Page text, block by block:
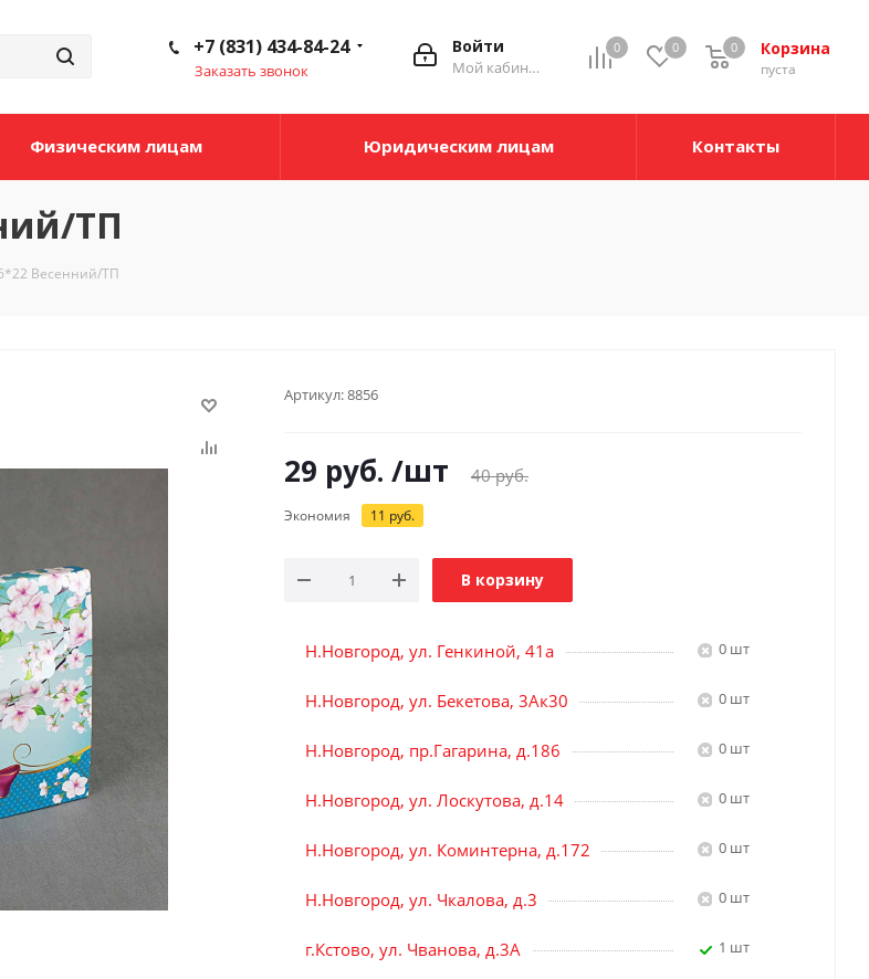
0 0 Корзина
пуста
0
Войти
Мой кабинет
+7 (831) 434-84-24
Заказать звонок
Физическим лицам Юридическим лицам Контакты
ТП
Весенний/ТП
Артикул:8856
29 руб. /шт 40руб.
Экономия 11 руб.
В корзину
Н.Новгород, ул. Генкиной, 41а 0 шт
Н.Новгород, ул. Бекетова, 3Ак30 0 шт
Н.Новгород, пр.Гагарина, д.186 0 шт
Н.Новгород, ул. Лоскутова, д.14 0 шт
Н.Новгород, ул. Коминтерна, д.172 0 шт
Н.Новгород, ул. Чкалова, д.3 0 шт
г.Кстово, ул. Чванова, д.3А 1 шт